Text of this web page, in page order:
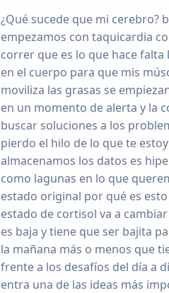
¿Qué sucede que mi cerebro?
empezamos con taquicardia
correr que es lo que hace
en el cuerpo para que mis
moviliza las grasas se
en un momento de alerta y la
buscar soluciones a los
pierdo el hilo de lo que te
almacenamos los datos es
como lagunas en lo que
estado original por qué es
estado de cortisol va a
es baja y tiene que ser bajita
la mañana más o menos que
frente a los desafíos del día a
entra una de las ideas más